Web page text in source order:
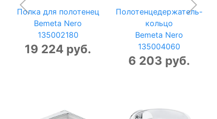
Полка для полотенец
Bemeta Nero
135002180
19 224 руб.
Полотенцедержатель-
кольцо
Bemeta Nero
135004060
6 203 руб.